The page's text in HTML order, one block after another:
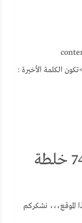
تكون الكلمة الأخيرة :
كلمات كراش مرحلة 741 خلطة
الموقع،،، نشكركم